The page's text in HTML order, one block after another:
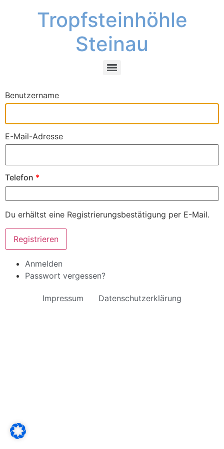
Tropfsteinhöhle
Steinau
Benutzername
E-Mail-Adresse
Telefon *
Du erhältst eine Registrierungsbestätigung per E-Mail.
Registrieren
Anmelden
Passwort vergessen?
Impressum Datenschutzerklärung